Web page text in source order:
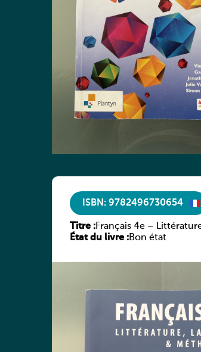
ISBN: 9782496730654
Titre :Français 4e –
méthodes
État du livre :Bon état